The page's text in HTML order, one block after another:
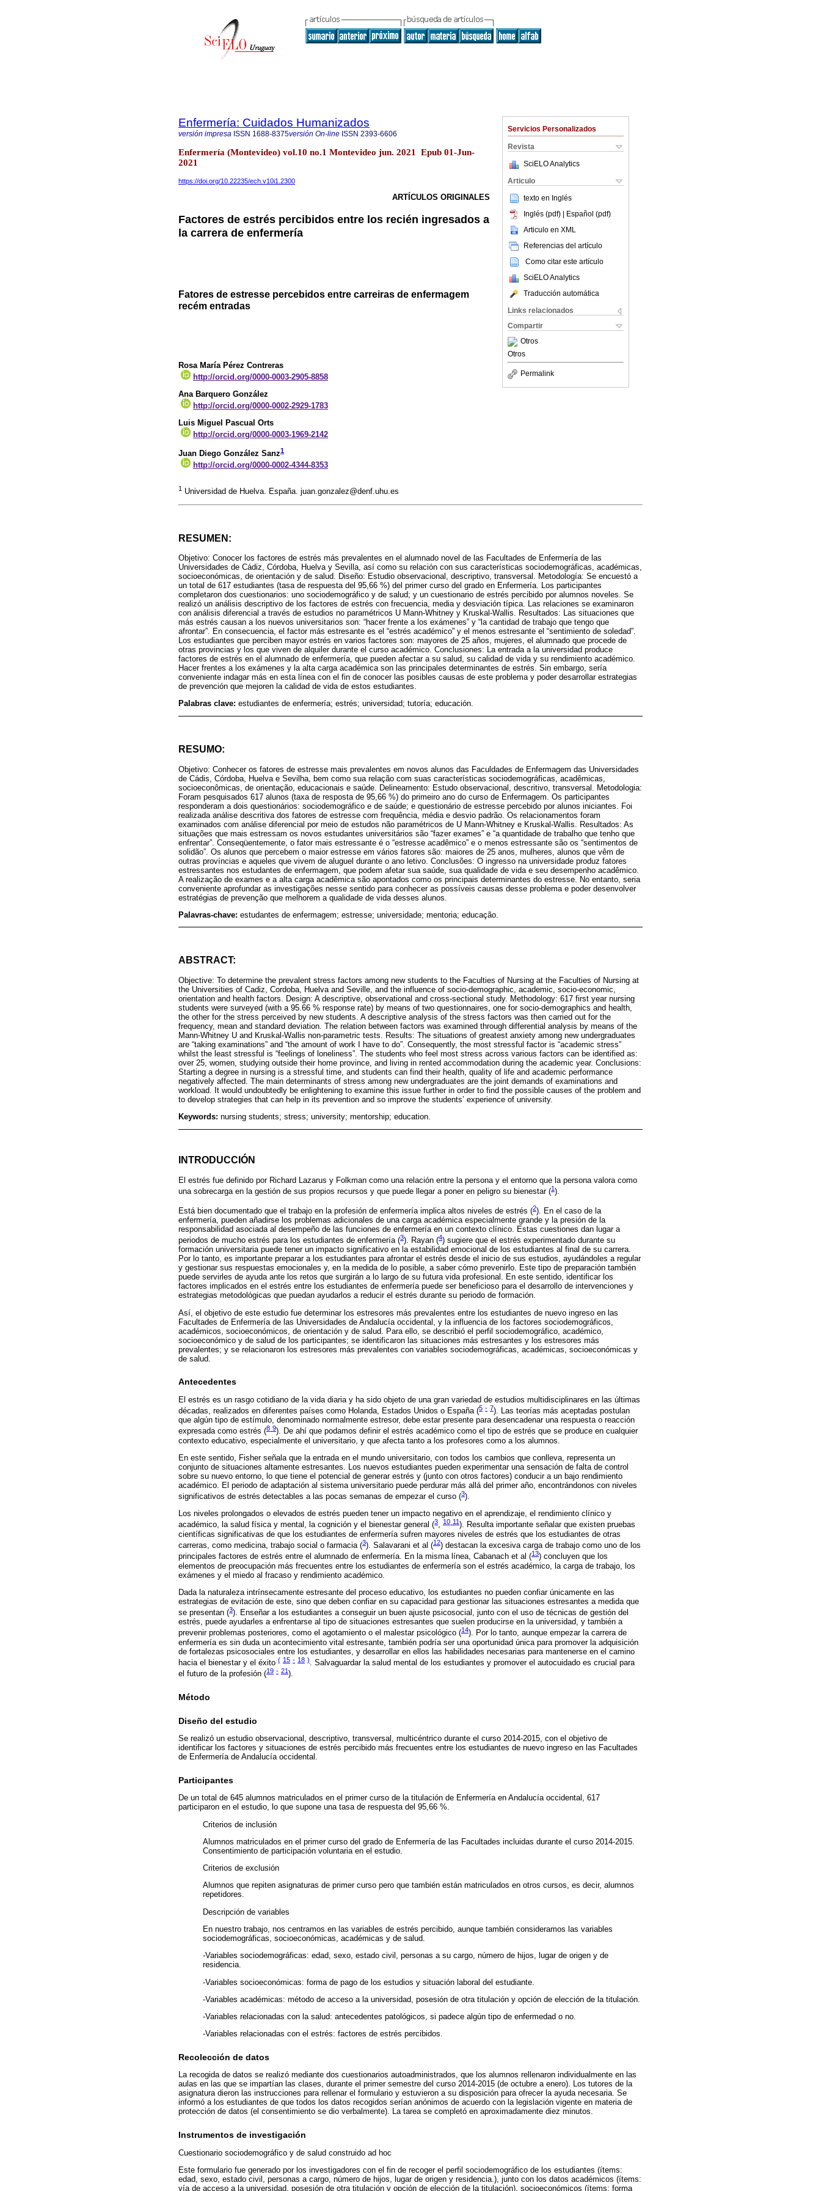
Servicios Personalizados
Revista
SciELO Analytics
Articulo
texto en Inglés
Inglés (pdf) | Español (pdf)
Articulo en XML
Referencias del artículo
Como citar este artículo
SciELO Analytics
Traducción automática
Links relacionados
Compartir
Otros
Otros
Permalink
Enfermería: Cuidados Humanizados
versión impresa ISSN 1688-8375versión On-line ISSN 2393-6606
Enfermería (Montevideo) vol.10 no.1 Montevideo jun. 2021 Epub 01-Jun-
2021
https://doi.org/10.22235/ech.v10i1.2300
ARTÍCULOS ORIGINALES
Factores de estrés percibidos entre los recién ingresados a
la carrera de enfermería
Fatores de estresse percebidos entre carreiras de enfermagem
recém entradas
Rosa María Pérez Contreras
http://orcid.org/0000-0003-2905-8858
Ana Barquero González
http://orcid.org/0000-0002-2929-1783
Luis Miguel Pascual Orts
http://orcid.org/0000-0003-1969-2142
Juan Diego González Sanz1
http://orcid.org/0000-0002-4344-8353
1 Universidad de Huelva. España. juan.gonzalez@denf.uhu.es
RESUMEN:
Objetivo: Conocer los factores de estrés más prevalentes en el alumnado novel de las Facultades de Enfermería de las
Universidades de Cádiz, Córdoba, Huelva y Sevilla, así como su relación con sus características sociodemográficas, académicas,
socioeconómicas, de orientación y de salud. Diseño: Estudio observacional, descriptivo, transversal. Metodología: Se encuestó a
un total de 617 estudiantes (tasa de respuesta del 95,66 %) del primer curso del grado en Enfermería. Los participantes
completaron dos cuestionarios: uno sociodemográfico y de salud; y un cuestionario de estrés percibido por alumnos noveles. Se
realizó un análisis descriptivo de los factores de estrés con frecuencia, media y desviación típica. Las relaciones se examinaron
con análisis diferencial a través de estudios no paramétricos U Mann-Whitney y Kruskal-Wallis. Resultados: Las situaciones que
más estrés causan a los nuevos universitarios son: “hacer frente a los exámenes” y “la cantidad de trabajo que tengo que
afrontar”. En consecuencia, el factor más estresante es el “estrés académico” y el menos estresante el “sentimiento de soledad”.
Los estudiantes que perciben mayor estrés en varios factores son: mayores de 25 años, mujeres, el alumnado que procede de
otras provincias y los que viven de alquiler durante el curso académico. Conclusiones: La entrada a la universidad produce
factores de estrés en el alumnado de enfermería, que pueden afectar a su salud, su calidad de vida y su rendimiento académico.
Hacer frentes a los exámenes y la alta carga académica son las principales determinantes de estrés. Sin embargo, sería
conveniente indagar más en esta línea con el fin de conocer las posibles causas de este problema y poder desarrollar estrategias
de prevención que mejoren la calidad de vida de estos estudiantes.
Palabras clave: estudiantes de enfermería; estrés; universidad; tutoría; educación.
RESUMO:
Objetivo: Conhecer os fatores de estresse mais prevalentes em novos alunos das Faculdades de Enfermagem das Universidades
de Cádis, Córdoba, Huelva e Sevilha, bem como sua relação com suas características sociodemográficas, acadêmicas,
socioeconômicas, de orientação, educacionais e saúde. Delineamento: Estudo observacional, descritivo, transversal. Metodologia:
Foram pesquisados ​​617 alunos (taxa de resposta de 95,66 %) do primeiro ano do curso de Enfermagem. Os participantes
responderam a dois questionários: sociodemográfico e de saúde; e questionário de estresse percebido por alunos iniciantes. Foi
realizada análise descritiva dos fatores de estresse com frequência, média e desvio padrão. Os relacionamentos foram
examinados com análise diferencial por meio de estudos não paramétricos de U Mann-Whitney e Kruskal-Wallis. Resultados: As
situações que mais estressam os novos estudantes universitários são “fazer exames” e “a quantidade de trabalho que tenho que
enfrentar”. Conseqüentemente, o fator mais estressante é o “estresse acadêmico” e o menos estressante são os “sentimentos de
solidão”. Os alunos que percebem o maior estresse em vários fatores são: maiores de 25 anos, mulheres, alunos que vêm de
outras províncias e aqueles que vivem de aluguel durante o ano letivo. Conclusões: O ingresso na universidade produz fatores
estressantes nos estudantes de enfermagem, que podem afetar sua saúde, sua qualidade de vida e seu desempenho acadêmico.
A realização de exames e a alta carga acadêmica são apontados como os principais determinantes do estresse. No entanto, seria
conveniente aprofundar as investigações nesse sentido para conhecer as possíveis causas desse problema e poder desenvolver
estratégias de prevenção que melhorem a qualidade de vida desses alunos.
Palavras-chave: estudantes de enfermagem; estresse; universidade; mentoria; educação.
ABSTRACT:
Objective: To determine the prevalent stress factors among new students to the Faculties of Nursing at the Faculties of Nursing at
the Universities of Cadiz, Cordoba, Huelva and Seville, and the influence of socio-demographic, academic, socio-economic,
orientation and health factors. Design: A descriptive, observational and cross-sectional study. Methodology: 617 first year nursing
students were surveyed (with a 95.66 % response rate) by means of two questionnaires, one for socio-demographics and health,
the other for the stress perceived by new students. A descriptive analysis of the stress factors was then carried out for the
frequency, mean and standard deviation. The relation between factors was examined through differential analysis by means of the
Mann-Whitney U and Kruskal-Wallis non-parametric tests. Results: The situations of greatest anxiety among new undergraduates
are “taking examinations” and “the amount of work I have to do”. Consequently, the most stressful factor is “academic stress”
whilst the least stressful is “feelings of loneliness”. The students who feel most stress across various factors can be identified as:
over 25, women, studying outside their home province, and living in rented accommodation during the academic year. Conclusions:
Starting a degree in nursing is a stressful time, and students can find their health, quality of life and academic performance
negatively affected. The main determinants of stress among new undergraduates are the joint demands of examinations and
workload. It would undoubtedly be enlightening to examine this issue further in order to find the possible causes of the problem and
to develop strategies that can help in its prevention and so improve the students’ experience of university.
Keywords: nursing students; stress; university; mentorship; education.
INTRODUCCIÓN
El estrés fue definido por Richard Lazarus y Folkman como una relación entre la persona y el entorno que la persona valora como
una sobrecarga en la gestión de sus propios recursos y que puede llegar a poner en peligro su bienestar (1).
Está bien documentado que el trabajo en la profesión de enfermería implica altos niveles de estrés (2). En el caso de la
enfermería, pueden añadirse los problemas adicionales de una carga académica especialmente grande y la presión de la
responsabilidad asociada al desempeño de las funciones de enfermería en un contexto clínico. Estas cuestiones dan lugar a
periodos de mucho estrés para los estudiantes de enfermería (3). Rayan (4) sugiere que el estrés experimentado durante su
formación universitaria puede tener un impacto significativo en la estabilidad emocional de los estudiantes al final de su carrera.
Por lo tanto, es importante preparar a los estudiantes para afrontar el estrés desde el inicio de sus estudios, ayudándoles a regular
y gestionar sus respuestas emocionales y, en la medida de lo posible, a saber cómo prevenirlo. Este tipo de preparación también
puede servirles de ayuda ante los retos que surgirán a lo largo de su futura vida profesional. En este sentido, identificar los
factores implicados en el estrés entre los estudiantes de enfermería puede ser beneficioso para el desarrollo de intervenciones y
estrategias metodológicas que puedan ayudarlos a reducir el estrés durante su periodo de formación.
Así, el objetivo de este estudio fue determinar los estresores más prevalentes entre los estudiantes de nuevo ingreso en las
Facultades de Enfermería de las Universidades de Andalucía occidental, y la influencia de los factores sociodemográficos,
académicos, socioeconómicos, de orientación y de salud. Para ello, se describió el perfil sociodemográfico, académico,
socioeconómico y de salud de los participantes; se identificaron las situaciones más estresantes y los estresores más
prevalentes; y se relacionaron los estresores más prevalentes con variables sociodemográficas, académicas, socioeconómicas y
de salud.
Antecedentes
El estrés es un rasgo cotidiano de la vida diaria y ha sido objeto de una gran variedad de estudios multidisciplinares en las últimas
décadas, realizados en diferentes países como Holanda, Estados Unidos o España (5 - 7). Las teorías más aceptadas postulan
que algún tipo de estímulo, denominado normalmente estresor, debe estar presente para desencadenar una respuesta o reacción
expresada como estrés (8-9). De ahí que podamos definir el estrés académico como el tipo de estrés que se produce en cualquier
contexto educativo, especialmente el universitario, y que afecta tanto a los profesores como a los alumnos.
En este sentido, Fisher señala que la entrada en el mundo universitario, con todos los cambios que conlleva, representa un
conjunto de situaciones altamente estresantes. Los nuevos estudiantes pueden experimentar una sensación de falta de control
sobre su nuevo entorno, lo que tiene el potencial de generar estrés y (junto con otros factores) conducir a un bajo rendimiento
académico. El periodo de adaptación al sistema universitario puede perdurar más allá del primer año, encontrándonos con niveles
significativos de estrés detectables a las pocas semanas de empezar el curso (3).
Los niveles prolongados o elevados de estrés pueden tener un impacto negativo en el aprendizaje, el rendimiento clínico y
académico, la salud física y mental, la cognición y el bienestar general (3, 10-11). Resulta importante señalar que existen pruebas
científicas significativas de que los estudiantes de enfermería sufren mayores niveles de estrés que los estudiantes de otras
carreras, como medicina, trabajo social o farmacia (3). Salavarani et al (12) destacan la excesiva carga de trabajo como uno de los
principales factores de estrés entre el alumnado de enfermería. En la misma línea, Cabanach et al (13) concluyen que los
elementos de preocupación más frecuentes entre los estudiantes de enfermería son el estrés académico, la carga de trabajo, los
exámenes y el miedo al fracaso y rendimiento académico.
Dada la naturaleza intrínsecamente estresante del proceso educativo, los estudiantes no pueden confiar únicamente en las
estrategias de evitación de este, sino que deben confiar en su capacidad para gestionar las situaciones estresantes a medida que
se presentan (3). Enseñar a los estudiantes a conseguir un buen ajuste psicosocial, junto con el uso de técnicas de gestión del
estrés, puede ayudarles a enfrentarse al tipo de situaciones estresantes que suelen producirse en la universidad, y también a
prevenir problemas posteriores, como el agotamiento o el malestar psicológico (14). Por lo tanto, aunque empezar la carrera de
enfermería es sin duda un acontecimiento vital estresante, también podría ser una oportunidad única para promover la adquisición
de fortalezas psicosociales entre los estudiantes, y desarrollar en ellos las habilidades necesarias para mantenerse en el camino
hacia el bienestar y el éxito ( 15 - 18 )
. Salvaguardar la salud mental de los estudiantes y promover el autocuidado es crucial para
el futuro de la profesión (19 - 21).
Método
Diseño del estudio
Se realizó un estudio observacional, descriptivo, transversal, multicéntrico durante el curso 2014-2015, con el objetivo de
identificar los factores y situaciones de estrés percibido más frecuentes entre los estudiantes de nuevo ingreso en las Facultades
de Enfermería de Andalucía occidental.
Participantes
De un total de 645 alumnos matriculados en el primer curso de la titulación de Enfermería en Andalucía occidental, 617
participaron en el estudio, lo que supone una tasa de respuesta del 95,66 %.
Criterios de inclusión
Alumnos matriculados en el primer curso del grado de Enfermería de las Facultades incluidas durante el curso 2014-2015.
Consentimiento de participación voluntaria en el estudio.
Criterios de exclusión
Alumnos que repiten asignaturas de primer curso pero que también están matriculados en otros cursos, es decir, alumnos
repetidores.
Descripción de variables
En nuestro trabajo, nos centramos en las variables de estrés percibido, aunque también consideramos las variables
sociodemográficas, socioeconómicas, académicas y de salud.
-Variables sociodemográficas: edad, sexo, estado civil, personas a su cargo, número de hijos, lugar de origen y de
residencia.
-Variables socioeconómicas: forma de pago de los estudios y situación laboral del estudiante.
-Variables académicas: método de acceso a la universidad, posesión de otra titulación y opción de elección de la titulación.
-Variables relacionadas con la salud: antecedentes patológicos, si padece algún tipo de enfermedad o no.
-Variables relacionadas con el estrés: factores de estrés percibidos.
Recolección de datos
La recogida de datos se realizó mediante dos cuestionarios autoadministrados, que los alumnos rellenaron individualmente en las
aulas en las que se impartían las clases, durante el primer semestre del curso 2014-2015 (de octubre a enero). Los tutores de la
asignatura dieron las instrucciones para rellenar el formulario y estuvieron a su disposición para ofrecer la ayuda necesaria. Se
informó a los estudiantes de que todos los datos recogidos serían anónimos de acuerdo con la legislación vigente en materia de
protección de datos (el consentimiento se dio verbalmente). La tarea se completó en aproximadamente diez minutos.
Instrumentos de investigación
Cuestionario sociodemográfico y de salud construido ad hoc
Este formulario fue generado por los investigadores con el fin de recoger el perfil sociodemográfico de los estudiantes (ítems:
edad, sexo, estado civil, personas a cargo, número de hijos, lugar de origen y residencia.), junto con los datos académicos (ítems:
vía de acceso a la universidad, posesión de otra titulación y opción de elección de la titulación), socioeconómicos (ítems: forma